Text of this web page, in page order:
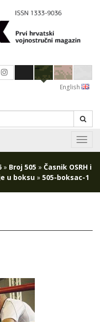
English
» Broj 505 » Časnik OSRH i
u boksu » 505-boksac-1